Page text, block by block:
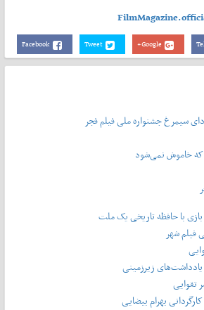
Facebook Tweet Google+
سیمرغ جشنواره‌ ملی فیلم فجر
که خاموش نمی‌شود
با حافظه تاریخی یک ملت
فیلم شهر
زیرزمینی
بهرام بیضایی